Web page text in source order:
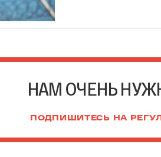
НАМ ОЧЕНЬ
ПОДПИШИТЕСЬ НА